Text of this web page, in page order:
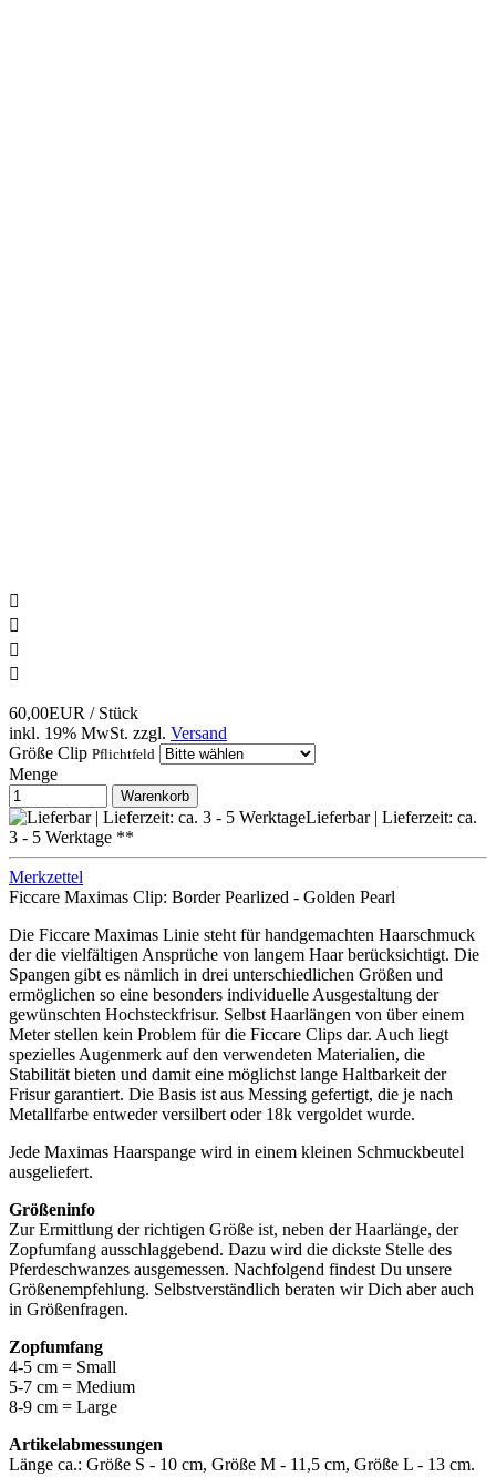




60,00EUR / Stück
inkl. 19% MwSt. zzgl. Versand
Größe Clip Pflichtfeld
Menge
Warenkorb
Lieferbar | Lieferzeit: ca.
3 - 5 Werktage **
Merkzettel
Ficcare Maximas Clip: Border Pearlized - Golden Pearl
Die Ficcare Maximas Linie steht für handgemachten Haarschmuck
der die vielfältigen Ansprüche von langem Haar berücksichtigt. Die
Spangen gibt es nämlich in drei unterschiedlichen Größen und
ermöglichen so eine besonders individuelle Ausgestaltung der
gewünschten Hochsteckfrisur. Selbst Haarlängen von über einem
Meter stellen kein Problem für die Ficcare Clips dar. Auch liegt
spezielles Augenmerk auf den verwendeten Materialien, die
Stabilität bieten und damit eine möglichst lange Haltbarkeit der
Frisur garantiert. Die Basis ist aus Messing gefertigt, die je nach
Metallfarbe entweder versilbert oder 18k vergoldet wurde.
Jede Maximas Haarspange wird in einem kleinen Schmuckbeutel
ausgeliefert.
Größeninfo
Zur Ermittlung der richtigen Größe ist, neben der Haarlänge, der
Zopfumfang ausschlaggebend. Dazu wird die dickste Stelle des
Pferdeschwanzes ausgemessen. Nachfolgend findest Du unsere
Größenempfehlung. Selbstverständlich beraten wir Dich aber auch
in Größenfragen.
Zopfumfang
4-5 cm = Small
5-7 cm = Medium
8-9 cm = Large
Artikelabmessungen
Länge ca.: Größe S - 10 cm, Größe M - 11,5 cm, Größe L - 13 cm.